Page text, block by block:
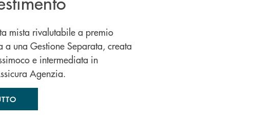
mista rivalutabile a premio
a una Gestione Separata, creata
e intermediata in
Agenzia.